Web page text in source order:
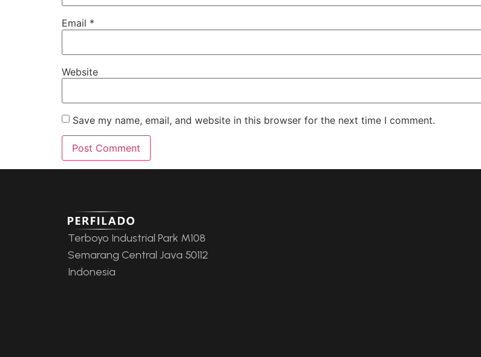
Email *
Website
Save my name, email, and website in this browser for the next time I comment.
Terboyo Industrial Park M108
Semarang Central Java 50112
Indonesia